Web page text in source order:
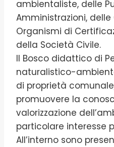
ambientaliste, delle
Amministrazioni,
Organismi di
della Società Civile.
Il Bosco didattico di
naturalistico-
di proprietà
promuovere la
valorizzazione
particolare interesse
All’interno sono